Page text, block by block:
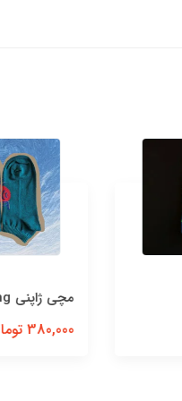
مچی‌ ژاپنی‌ Healing
380,000 تومان